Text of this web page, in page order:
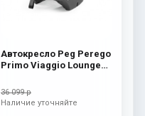
Автокресло Peg Perego
Primo Viaggio Lounge
36 099 р
Наличие уточняйте